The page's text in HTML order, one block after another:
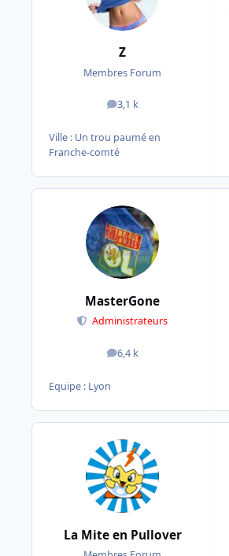
Z
Membres Forum
3,1 k
messages
Ville : Un trou paumé en
Franche-comté
MasterGone
Administrateurs
6,4 k
messages
Equipe : Lyon
La Mite en Pullover